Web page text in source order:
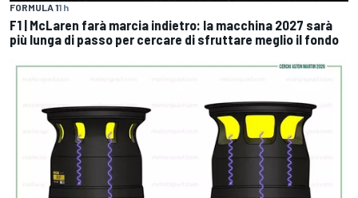
FORMULA 11 h
F1 | McLaren farà marcia indietro: la macchina 2027 sarà
più lunga di passo per cercare di sfruttare meglio il fondo